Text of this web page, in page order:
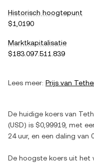
Historisch hoogtepunt
$1,0190
Marktkapitalisatie
$183.097.511.839
Lees meer: Prijs van
De huidige koers van
(USD) is $0,99919 , met
24 uur, en een daling van
De hoogste koers uit het